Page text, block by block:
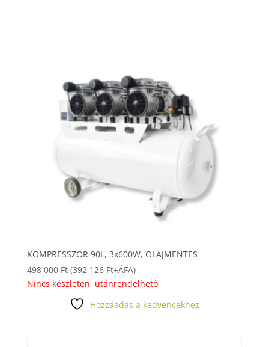
KOMPRESSZOR 90L, 3x600W, OLAJMENTES
498 000 Ft (392 126 Ft+ÁFA)
Nincs készleten, utánrendelhető
Hozzáadás a kedvencekhez